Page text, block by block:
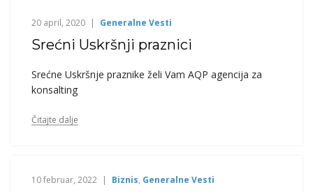
20 april, 2020 Generalne Vesti
Srećni Uskršnji praznici
Srećne Uskršnje praznike želi Vam AQP agencija za
konsalting
Čitajte dalje
10 februar, 2022 Biznis, Generalne Vesti